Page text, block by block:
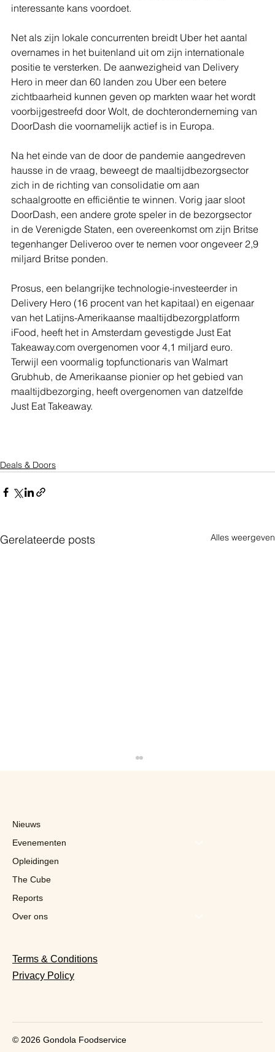
interessante kans voordoet.
Net als zijn lokale concurrenten breidt Uber het aantal
overnames in het buitenland uit om zijn internationale
positie te versterken. De aanwezigheid van Delivery
Hero in meer dan 60 landen zou Uber een betere
zichtbaarheid kunnen geven op markten waar het wordt
voorbijgestreefd door Wolt, de dochteronderneming van
DoorDash die voornamelijk actief is in Europa.
Na het einde van de door de pandemie aangedreven
hausse in de vraag, beweegt de maaltijdbezorgsector
zich in de richting van consolidatie om aan
schaalgrootte en efficiëntie te winnen. Vorig jaar sloot
DoorDash, een andere grote speler in de bezorgsector
in de Verenigde Staten, een overeenkomst om zijn Britse
tegenhanger Deliveroo over te nemen voor ongeveer 2,9
miljard Britse ponden.
Prosus, een belangrijke technologie-investeerder in
Delivery Hero (16 procent van het kapitaal) en eigenaar
van het Latijns-Amerikaanse maaltijdbezorgplatform
iFood, heeft het in Amsterdam gevestigde Just Eat
Takeaway.com overgenomen voor 4,1 miljard euro.
Terwijl een voormalig topfunctionaris van Walmart
Grubhub, de Amerikaanse pionier op het gebied van
maaltijdbezorging, heeft overgenomen van datzelfde
Just Eat Takeaway.
Deals & Doors
Gerelateerde posts Alles weergeven
Disney en Kraft Heinz bundelen
marketingkrachten voor "onvergetelijke
© 2026 Gondola Foodservice
Nieuws
Evenementen
Opleidingen
The Cube
Reports
Over ons
Terms & Conditions
Privacy Policy